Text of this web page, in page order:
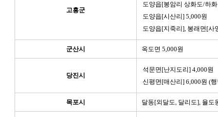
고흥군
도양읍[봉암리 상화도/하
도양읍[시산리] 5,000원
도양읍[지죽리], 봉래면[사
군산시 옥도면 5,000원
당진시
석문면[난지도리] 4,000원
신평면[매산리] 6,000원 (
목포시 달동[외달도, 달리도], 율도